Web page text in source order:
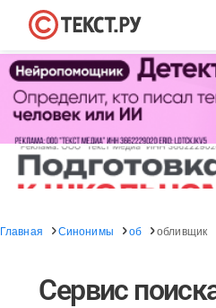
Главная Синонимы об обливщик
Сервис